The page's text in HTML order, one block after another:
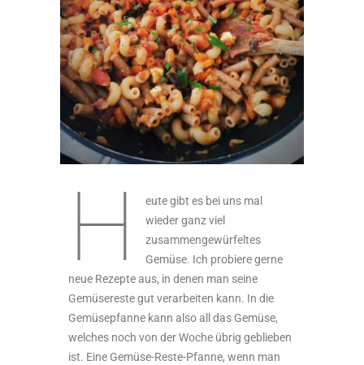
H
eute gibt es bei uns mal
wieder ganz viel
zusammengewürfeltes
Gemüse. Ich probiere gerne
neue Rezepte aus, in denen man seine
Gemüsereste gut verarbeiten kann. In die
Gemüsepfanne kann also all das Gemüse,
welches noch von der Woche übrig geblieben
ist. Eine Gemüse-Reste-Pfanne, wenn man